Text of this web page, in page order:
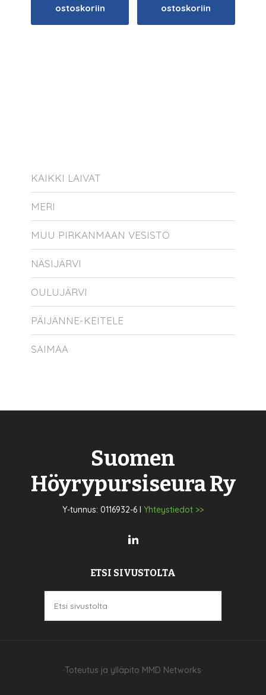
ostoskoriin
ostoskoriin
KAIKKI LAIVAT
MERI
MUU PIRKANMAAN VESISTÖ
NÄSIJÄRVI
OULUJÄRVI
PÄIJÄNNE-KEITELE
SAIMAA
Suomen
Höyrypursiseura Ry
Y-tunnus: 0116932-6 I Yhteystiedot >>
ETSI SIVUSTOLTA
·Toteutus ja ylläpito MMD Networks·